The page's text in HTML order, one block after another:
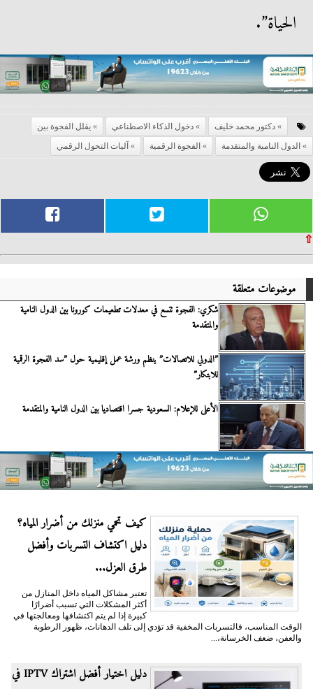
الحياة”.
دكتور محمد خليف دخول الذكاء الاصطناعي
يقلل الفجوة بين
الدول النامية والمتقدمة
الفجوة الرقمية آليات التحول الرقمي
⇧
موضوعات متعلقة
شكري: الفجوة تتسع في معدلات تطعيمات كورونا بين الدول النامية
والمتقدمة
”الدولي للاتصالات” ينظم ورشة عمل إقليمية حول ”سد الفجوة الرقمية
للابتكار”
الأعلى للإعلام: السعودية جسرا اقتصاديا بين الدول النامية والمتقدمة
كيف تحمي منزلك من أضرار المياه؟
دليل اكتشاف التسربات وأفضل
طرق العزل...
تعتبر مشاكل المياه داخل المنازل من
أكثر المشكلات التي تسبب أضرارًا
كبيرة إذا لم يتم اكتشافها ومعالجتها في
الوقت المناسب، فالتسربات المخفية قد تؤدي إلى تلف الدهانات، ظهور الرطوبة
والعفن، ضعف الخرسانة،...
دليل اختيار أفضل اشتراك IPTV في